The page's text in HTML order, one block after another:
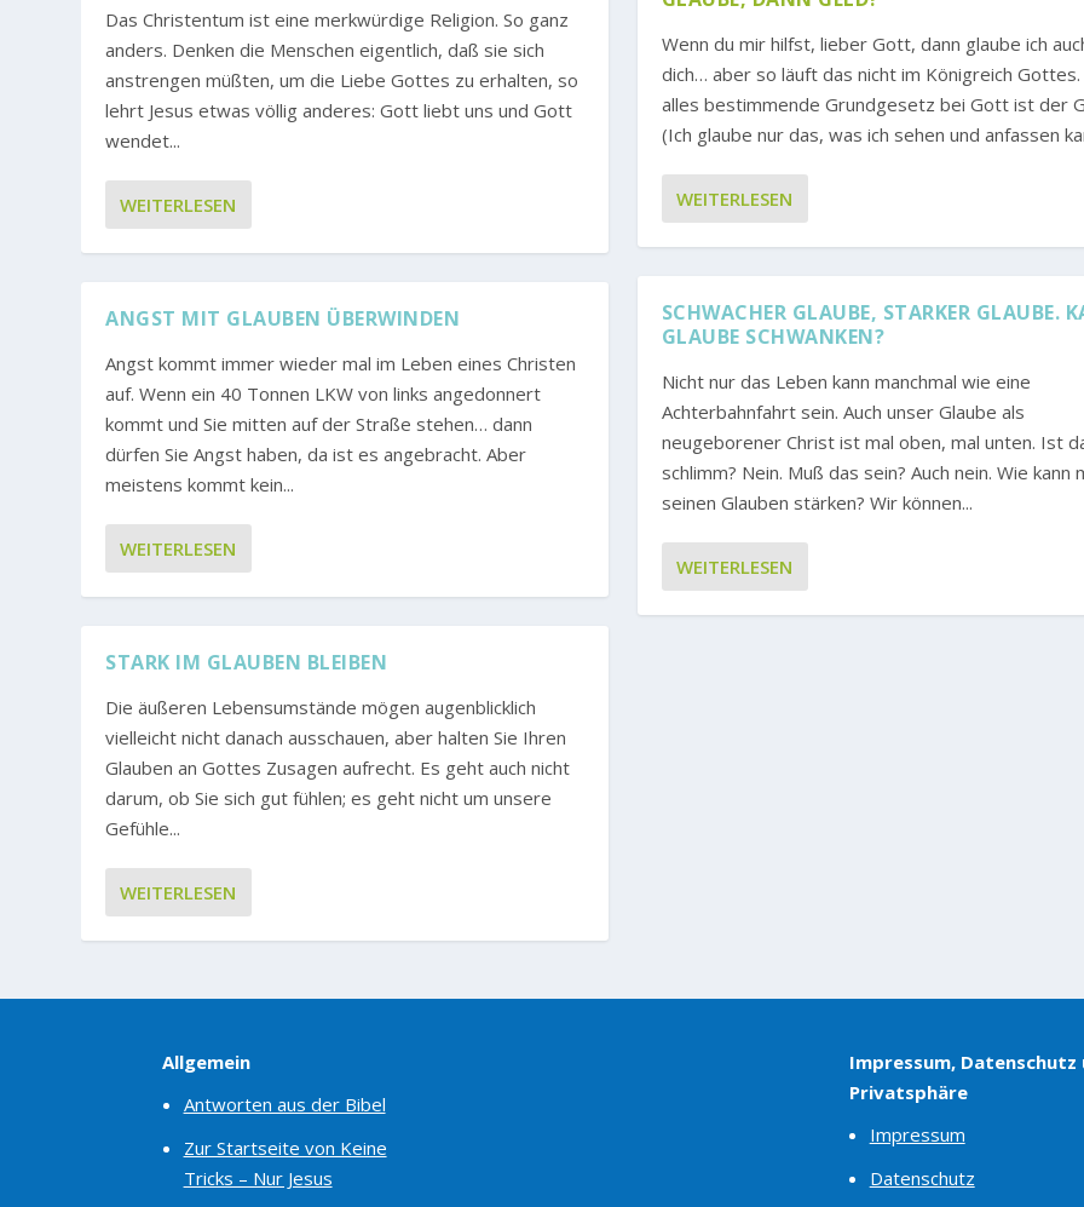
Das Christentum ist eine merkwürdige Religion. So ganz
anders. Denken die Menschen eigentlich, daß sie sich
anstrengen müßten, um die Liebe Gottes zu erhalten, so
lehrt Jesus etwas völlig anderes: Gott liebt uns und Gott
wendet...
WEITERLESEN
ANGST MIT GLAUBEN ÜBERWINDEN
Angst kommt immer wieder mal im Leben eines Christen
auf. Wenn ein 40 Tonnen LKW von links angedonnert
kommt und Sie mitten auf der Straße stehen… dann
dürfen Sie Angst haben, da ist es angebracht. Aber
meistens kommt kein...
WEITERLESEN
STARK IM GLAUBEN BLEIBEN
Die äußeren Lebensumstände mögen augenblicklich
vielleicht nicht danach ausschauen, aber halten Sie Ihren
Glauben an Gottes Zusagen aufrecht. Es geht auch nicht
darum, ob Sie sich gut fühlen; es geht nicht um unsere
Gefühle...
WEITERLESEN
Wenn du mir hilfst, lieber Gott, dann glaube ich
dich… aber so läuft das nicht im Königreich Gottes.
alles bestimmende Grundgesetz bei Gott ist der
(Ich glaube nur das, was ich sehen und anfassen
WEITERLESEN
SCHWACHER GLAUBE, STARKER GLAUBE.
GLAUBE SCHWANKEN?
Nicht nur das Leben kann manchmal wie eine
Achterbahnfahrt sein. Auch unser Glaube als
neugeborener Christ ist mal oben, mal unten. Ist
schlimm? Nein. Muß das sein? Auch nein. Wie kann
seinen Glauben stärken? Wir können...
WEITERLESEN
Allgemein
Antworten aus der Bibel
Zur Startseite von Keine
Tricks – Nur Jesus
Impressum, Datenschutz
Privatsphäre
Impressum
Datenschutz